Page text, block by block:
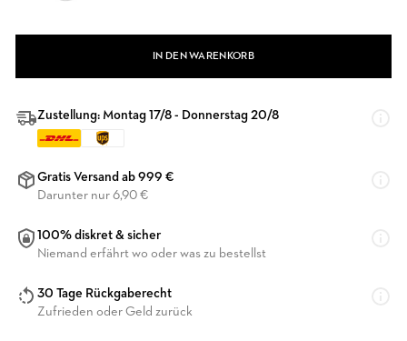
IN DEN WARENKORB
Zustellung: Montag 17/8 - Donnerstag 20/8
Gratis Versand ab 999 €
Darunter nur 6,90 €
100% diskret & sicher
Niemand erfährt wo oder was zu bestellst
30 Tage Rückgaberecht
Zufrieden oder Geld zurück